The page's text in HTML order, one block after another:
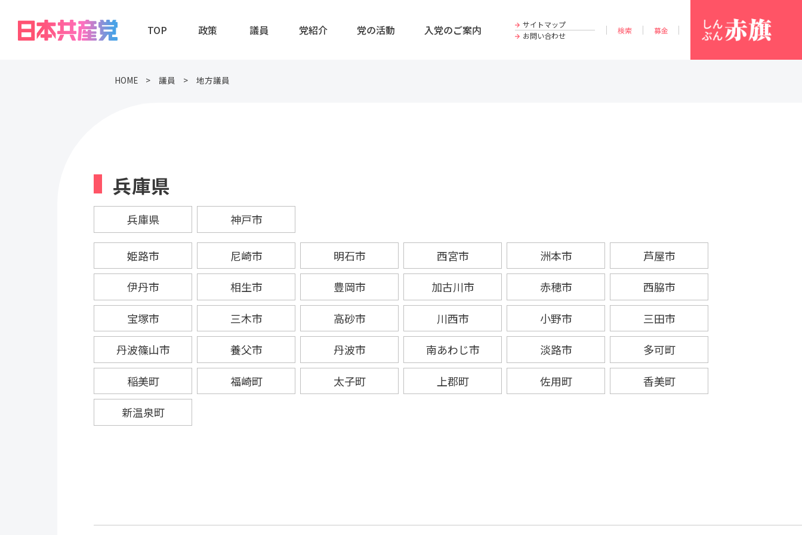
TOP 政策 議員 党紹介 党の活動 入党のご案内
サイトマップ
お問い合わせ
検索 募金
HOME 議員 地方議員
兵庫県
兵庫県 神戸市
姫路市 尼崎市 明石市 西宮市 洲本市 芦屋市
伊丹市 相生市 豊岡市 加古川市 赤穂市 西脇市
宝塚市 三木市 高砂市 川西市 小野市 三田市
丹波篠山市 養父市 丹波市 南あわじ市 淡路市 多可町
稲美町 福崎町 太子町 上郡町 佐用町 香美町
新温泉町